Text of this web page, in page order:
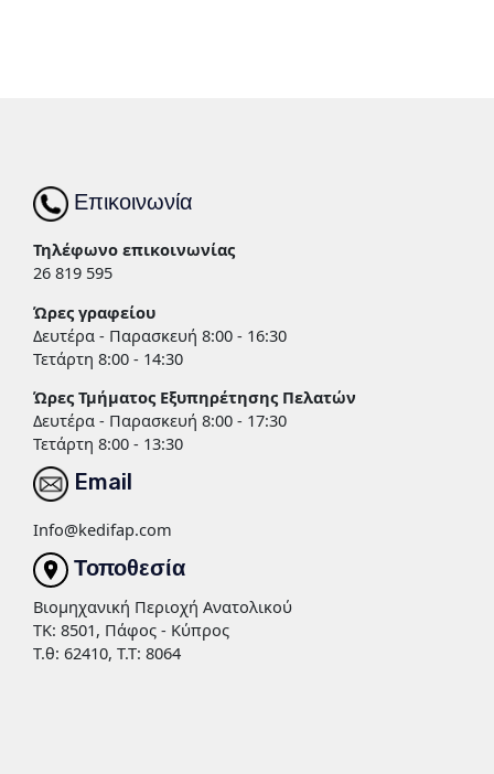
Επικοινωνία
Τηλέφωνο επικοινωνίας
26 819 595
Ώρες γραφείου
Δευτέρα - Παρασκευή 8:00 - 16:30
Τετάρτη 8:00 - 14:30
Ώρες Τμήματος Εξυπηρέτησης Πελατών
Δευτέρα - Παρασκευή 8:00 - 17:30
Τετάρτη 8:00 - 13:30
Email
Info@kedifap.com
Τοποθεσία
Βιομηχανική Περιοχή Ανατολικού
TK: 8501, Πάφος - Κύπρος
Τ.θ: 62410, Τ.Τ: 8064